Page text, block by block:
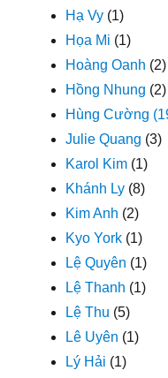
Hạ Vy (1)
Họa Mi (1)
Hoàng Oanh (2)
Hồng Nhung (2)
Hùng Cường
Julie Quang (3)
Karol Kim (1)
Khánh Ly (8)
Kim Anh (2)
Kyo York (1)
Lệ Quyên (1)
Lệ Thanh (1)
Lệ Thu (5)
Lê Uyên (1)
Lý Hải (1)